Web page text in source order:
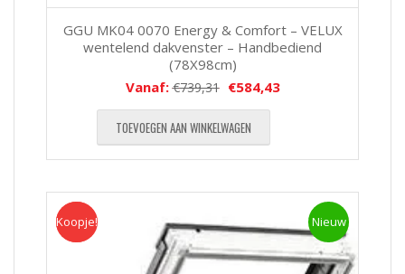
GGU MK04 0070 Energy & Comfort – VELUX
wentelend dakvenster – Handbediend
(78X98cm)
Vanaf:€739,31 €584,43
TOEVOEGEN AAN WINKELWAGEN
Koopje Nieuw
Koopje!